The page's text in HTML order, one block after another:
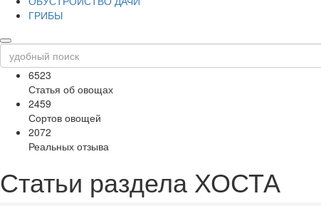
ГРИБЫ
6523
Статья об овощах
2459
Сортов овощей
2072
Реальных отзыва
Статьи раздела ХОСТА